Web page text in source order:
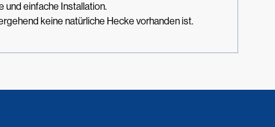
und einfache Installation.
keine natürliche Hecke vorhanden ist.